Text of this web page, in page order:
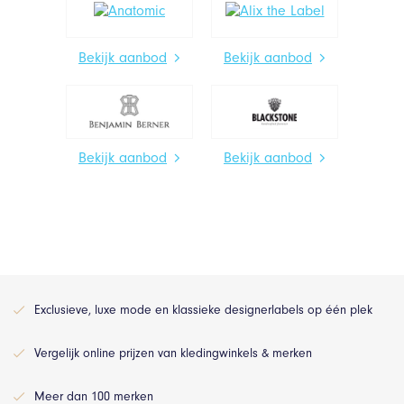
Bekijk aanbod Bekijk aanbod
Bekijk aanbod Bekijk aanbod
Exclusieve, luxe mode en klassieke designerlabels op één plek
Vergelijk online prijzen van kledingwinkels & merken
Meer dan 100 merken